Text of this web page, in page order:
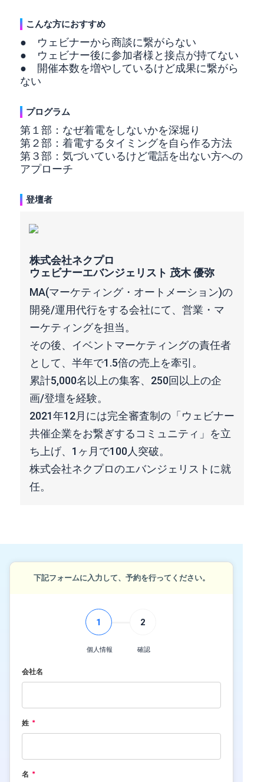
こんな方におすすめ
● ウェビナーから商談に繋がらない
● ウェビナー後に参加者様と接点が持てない
● 開催本数を増やしているけど成果に繋がら
ない
プログラム
第１部：なぜ着電をしないかを深堀り
第２部：着電するタイミングを自ら作る方法
第３部：気づいているけど電話を出ない方への
アプローチ
登壇者
株式会社ネクプロ
ウェビナーエバンジェリスト 茂木 優弥
MA(マーケティング・オートメーション)の
開発/運用代行をする会社にて、営業・マ
ーケティングを担当。
その後、イベントマーケティングの責任者
として、半年で1.5倍の売上を牽引。
累計5,000名以上の集客、250回以上の企
画/登壇を経験。
2021年12月には完全審査制の「ウェビナー
共催企業をお繋ぎするコミュニティ」を立
ち上げ、1ヶ月で100人突破。
株式会社ネクプロのエバンジェリストに就
任。
下記フォームに入力して、予約を行ってください。
1
個人情報
2
確認
会社名
姓
名